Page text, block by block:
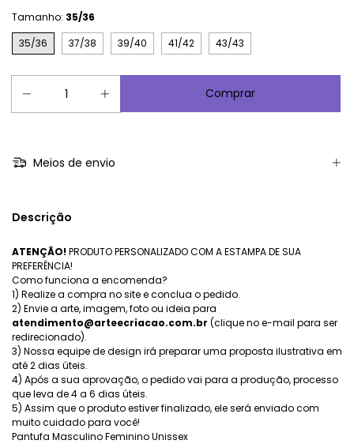
Tamanho: 35/36
35/36
37/38 39/40 41/42 43/43
Meios de envio
Descrição
ATENÇÃO!PRODUTO PERSONALIZADO COM A ESTAMPA DE SUA
PREFERÊNCIA!
Como funciona a encomenda?
1) Realize a compra no site e conclua o pedido.
2) Envie a arte, imagem, foto ou ideia para
atendimento@arteecriacao.com.br (clique no e-mail para ser
redirecionado).
3) Nossa equipe de design irá preparar uma proposta ilustrativa em
até 2 dias úteis.
4) Após a sua aprovação, o pedido vai para a produção, processo
que leva de 4 a 6 dias úteis.
5) Assim que o produto estiver finalizado, ele será enviado com
muito cuidado para você!
Pantufa Masculino Feminino Unissex